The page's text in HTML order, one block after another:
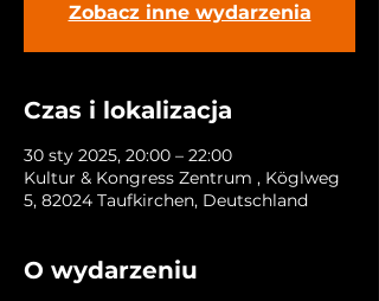
Zobacz inne wydarzenia
Czas i lokalizacja
30 sty 2025, 20:00 – 22:00
Kultur & Kongress Zentrum , Köglweg
5, 82024 Taufkirchen, Deutschland
O wydarzeniu